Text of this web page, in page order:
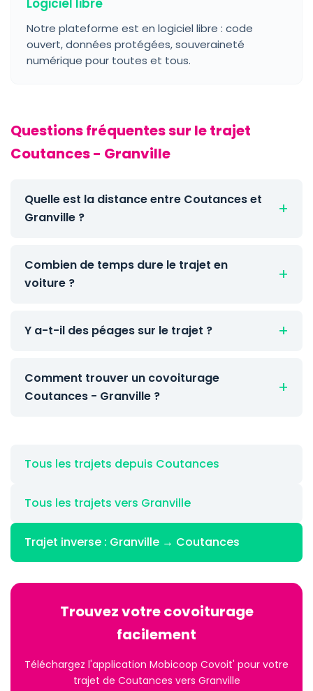
Logiciel libre
Notre plateforme est en logiciel libre : code
ouvert, données protégées, souveraineté
numérique pour toutes et tous.
Questions fréquentes sur le trajet
Coutances - Granville
Quelle est la distance entre Coutances et
Granville ?
Combien de temps dure le trajet en
voiture ?
Y a-t-il des péages sur le trajet ?
Comment trouver un covoiturage
Coutances - Granville ?
Tous les trajets depuis Coutances
Tous les trajets vers Granville
Trajet inverse : Granville → Coutances
Trouvez votre covoiturage
facilement
Téléchargez l'application Mobicoop Covoit' pour votre
trajet de Coutances vers Granville